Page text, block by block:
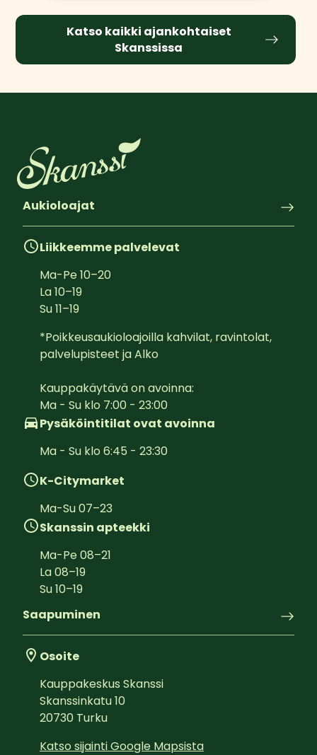
Katso kaikki ajankohtaiset
Skanssissa
Aukioloajat
Liikkeemme palvelevat
Ma-Pe10–20
La10–19
Su11–19
*Poikkeusaukioloajoilla kahvilat, ravintolat,
palvelupisteet ja Alko
Kauppakäytävä on avoinna:
Ma - Su klo 7:00 - 23:00
Pysäköintitilat ovat avoinna
Ma - Su klo 6:45 - 23:30
K-Citymarket
Ma-Su07–23
Skanssin apteekki
Ma-Pe08–21
La08–19
Su10–19
Saapuminen
Osoite
Kauppakeskus Skanssi
Skanssinkatu 10
20730 Turku
Katso sijainti Google Mapsista